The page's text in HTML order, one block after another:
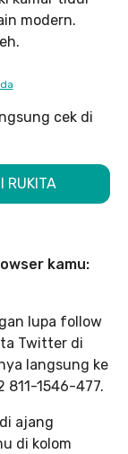
modern.
cek di
RUKITA
kamu:
lupa follow
Twitter di
langsung ke
811-1546-477.
ajang
di kolom